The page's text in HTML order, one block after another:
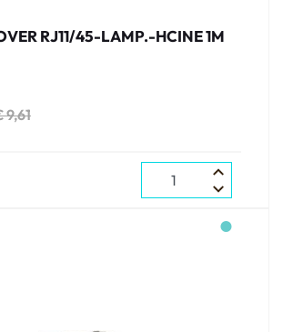
RJ11/45-LAMP.-HCINE 1M
9,61
●